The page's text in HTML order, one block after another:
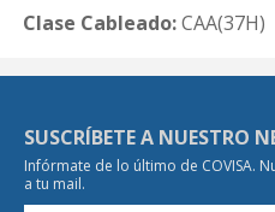
Clase Cableado:CAA(37H)
SUSCRÍBETE A NUESTRO
Infórmate de lo último de COVISA.
a tu mail.